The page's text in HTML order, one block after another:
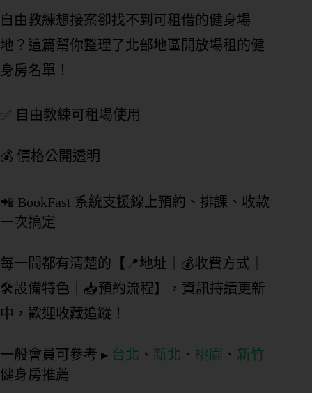
自由教練想接案卻找不到可租借的健身場
地？這篇幫你整理了北部地區開放場租的健
身房名單！
✅ 自由教練可租場使用
💰 價格公開透明
📲 BookFast 系統支援線上預約、排課、收款
一次搞定
每一間都有清楚的【📍地址｜💰收費方式｜
🛠設備特色｜📥預約流程】，資訊持續更新
中，歡迎收藏追蹤！
一般會員可參考 ▸ 台北 、 新北 、 桃園 、 新竹
健身房推薦